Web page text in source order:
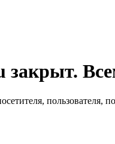
пользователя,